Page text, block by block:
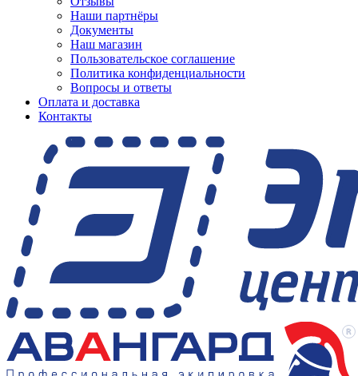
Наши партнёры
Документы
Наш магазин
Пользовательское соглашение
Политика конфиденциальности
Вопросы и ответы
Оплата и доставка
Контакты